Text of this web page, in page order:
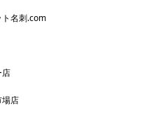
ト名刺.com
店
場店